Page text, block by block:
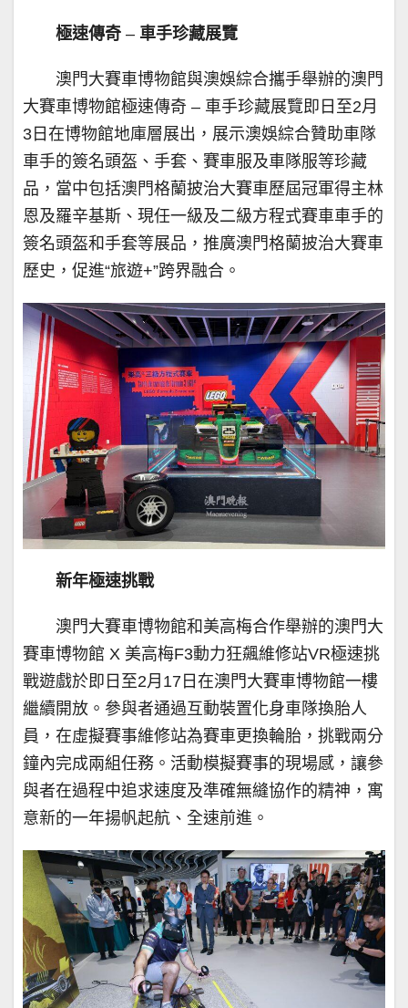
極速傳奇 – 車手珍藏展覽
澳門大賽車博物館與澳娛綜合攜手舉辦的澳門
大賽車博物館極速傳奇 – 車手珍藏展覽即日至2月
3日在博物館地庫層展出，展示澳娛綜合贊助車隊
車手的簽名頭盔、手套、賽車服及車隊服等珍藏
品，當中包括澳門格蘭披治大賽車歷屆冠軍得主林
恩及羅辛基斯、現任一級及二級方程式賽車車手的
簽名頭盔和手套等展品，推廣澳門格蘭披治大賽車
歷史，促進“旅遊+”跨界融合。
新年極速挑戰
澳門大賽車博物館和美高梅合作舉辦的澳門大
賽車博物館 X 美高梅F3動力狂飆維修站VR極速挑
戰遊戲於即日至2月17日在澳門大賽車博物館一樓
繼續開放。參與者通過互動裝置化身車隊換胎人
員，在虛擬賽事維修站為賽車更換輪胎，挑戰兩分
鐘內完成兩組任務。活動模擬賽事的現場感，讓參
與者在過程中追求速度及準確無縫協作的精神，寓
意新的一年揚帆起航、全速前進。